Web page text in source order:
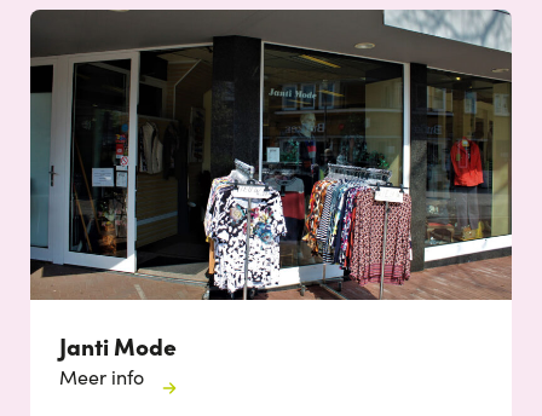
Janti Mode
Meer info